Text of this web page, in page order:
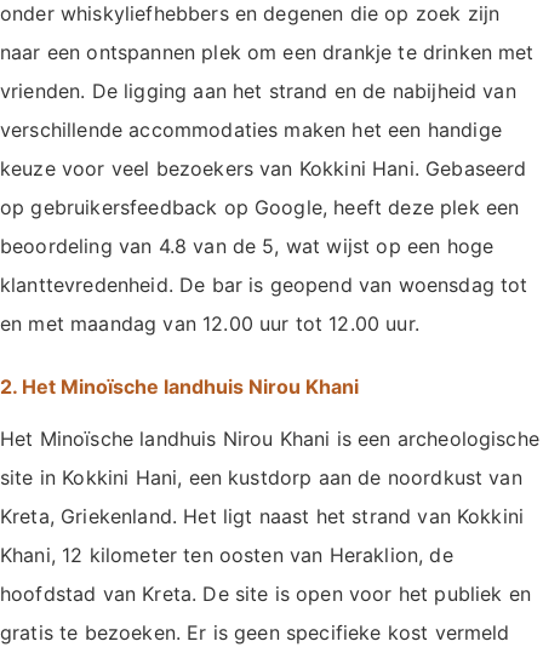
onder whiskyliefhebbers en degenen die op zoek zijn
naar een ontspannen plek om een drankje te drinken met
vrienden. De ligging aan het strand en de nabijheid van
verschillende accommodaties maken het een handige
keuze voor veel bezoekers van Kokkini Hani. Gebaseerd
op gebruikersfeedback op Google, heeft deze plek een
beoordeling van 4.8 van de 5, wat wijst op een hoge
klanttevredenheid. De bar is geopend van woensdag tot
en met maandag van 12.00 uur tot 12.00 uur.
2. Het Minoïsche landhuis Nirou Khani
Het Minoïsche landhuis Nirou Khani is een archeologische
site in Kokkini Hani, een kustdorp aan de noordkust van
Kreta, Griekenland. Het ligt naast het strand van Kokkini
Khani, 12 kilometer ten oosten van Heraklion, de
hoofdstad van Kreta. De site is open voor het publiek en
gratis te bezoeken. Er is geen specifieke kost vermeld